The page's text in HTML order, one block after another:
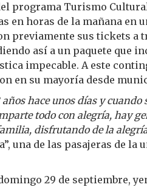
programa Turismo
en horas de la mañana en
previamente sus tickets a
así a un paquete que
impecable. A este
en su mayoría desde
años hace unos días y cuando
todo con alegría, hay
disfrutando de la
una de las pasajeras de la
29 de septiembre,